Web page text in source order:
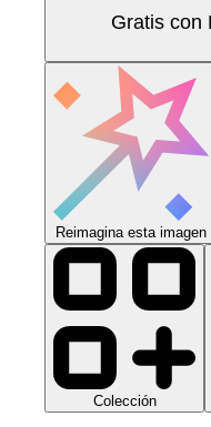
Gratis con
Reimagina esta imagen
Colección